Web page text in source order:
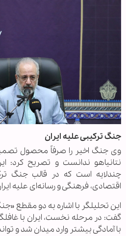
جنگ ترکیبی علیه ایران
وی جنگ اخیر را صرفاً محصول
نتانیاهو ندانست و تصریح
چندلایه است که در قالب جنگ
اقتصادی، فرهنگی و رسانه‌ای علیه
این تحلیلگر با اشاره به دو مقطع
گفت: در مرحله نخست، ایران با
با آمادگی بیشتر وارد میدان شد و